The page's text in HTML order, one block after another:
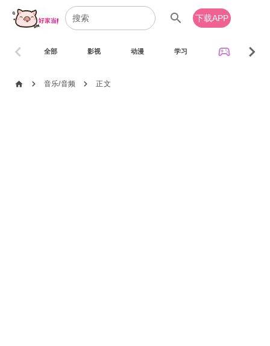
search 下载APP
全部 影视 动漫 学习 sports_esports
chevron_left chevron_right
home chevron_right 音乐/音频 chevron_right 正文